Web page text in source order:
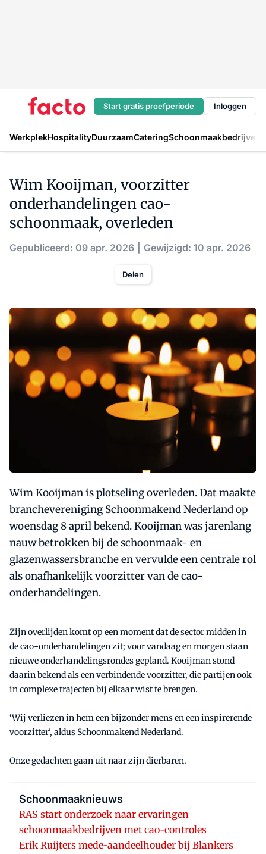
Start gratis proefperiode Inloggen
WerkplekHospitalityDuurzaamCateringSchoonmaakbedrijven
Wim Kooijman, voorzitter
onderhandelingen cao-
schoonmaak, overleden
Gepubliceerd: 09 apr. 2026 Gewijzigd: 10 apr. 2026
Delen
Wim Kooijman is plotseling overleden. Dat maakte
branchevereniging Schoonmakend Nederland op
woensdag 8 april bekend. Kooijman was jarenlang
nauw betrokken bij de schoonmaak- en
glazenwassersbranche en vervulde een centrale rol
als onafhankelijk voorzitter van de cao-
onderhandelingen.
Zijn overlijden komt op een moment dat de sector midden in
de cao-onderhandelingen zit; voor vandaag en morgen staan
nieuwe onderhandelingsrondes gepland. Kooijman stond
daarin bekend als een verbindende voorzitter, die partijen ook
in complexe trajecten bij elkaar wist te brengen.
‘Wij verliezen in hem een bijzonder mens en een inspirerende
voorzitter', aldus Schoonmakend Nederland.
Onze gedachten gaan uit naar zijn dierbaren.
Schoonmaaknieuws
RAS start onderzoek naar ervaringen
schoonmaakbedrijven met cao-controles
Erik Ruijters mede-aandeelhouder bij Blankers